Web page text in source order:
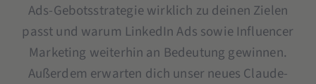
Ads-Gebotsstrategie wirklich zu deinen Zielen
passt und warum LinkedIn Ads sowie Influencer
Marketing weiterhin an Bedeutung gewinnen.
Außerdem erwarten dich unser neues Claude-